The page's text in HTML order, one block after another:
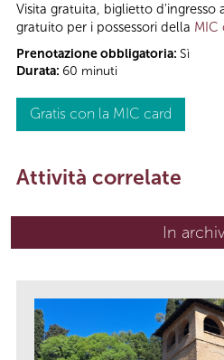
Visita gratuita, biglietto d'ingresso
gratuito per i possessori della MIC
Prenotazione obbligatoria: Sì
Durata: 60 minuti
Gratis con la MIC card
Attività correlate
In